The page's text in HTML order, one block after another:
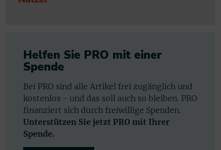
Helfen Sie PRO mit einer
Spende
Bei PRO sind alle Artikel frei zugänglich und
kostenlos - und das soll auch so bleiben. PRO
finanziert sich durch freiwillige Spenden.
Unterstützen Sie jetzt PRO mit Ihrer
Spende.